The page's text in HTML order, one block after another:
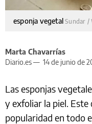
esponja vegetalSundar /
Marta Chavarrías
Diario.es — 14 de junio de
Las esponjas
y exfoliar la piel.
popularidad en todo